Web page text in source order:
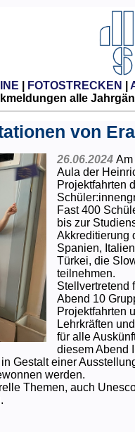
FOTOSTRECKEN
alle
von
26.06.2024 Am
Aula der
Projektfahrten
Fast 400
bis zur
Akkreditierung
Spanien,
Türkei, die
teilnehmen.
Stellvertretend
Abend 10
Projektfahrten
Lehrkräften
für alle
diesem Abend
Gestalt einer
werden.
Themen, auch